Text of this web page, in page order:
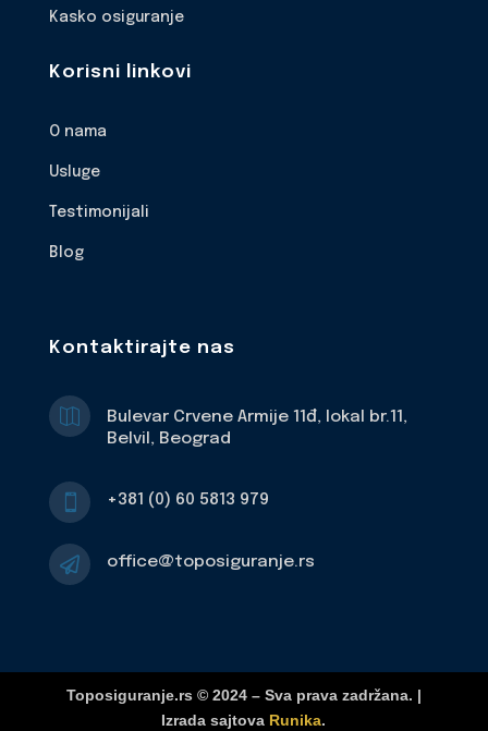
Kasko osiguranje
Korisni linkovi
O nama
Usluge
Testimonijali
Blog
Kontaktirajte nas

Bulevar Crvene Armije 11đ, lokal br.11,
Belvil, Beograd
 +381 (0) 60 5813 979
 office@toposiguranje.rs
Toposiguranje.rs © 2024 – Sva prava zadržana. |
Izrada sajtova Runika.